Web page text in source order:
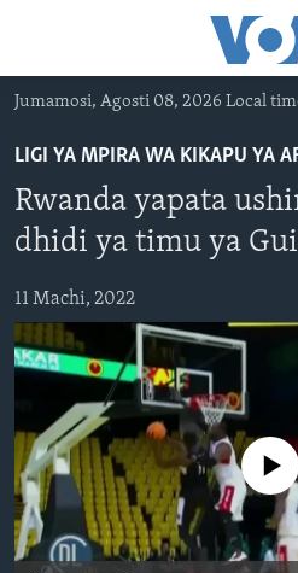
Nenda
kuu
Nenda
katika
urambazaji
katika
tafuta
TANZANIA
JAMHURI YA KIDEMOKRASIA YA
RWANDA
UGANDA
BURUNDI
AFRIKA
MAREKANI
DUNIA
DUNIANI LEO
MAISHA NA AFYA
ZULIA JEKUNDU
MATANGAZO YETU
ALFAJIRI 0300 UTC
VOA EXPRESS 1330 UTC
JIONI 1630 UTC
KWA UNDANI 1800 UTC
JARIDA LA WIKIENDI
MAHOJIANO MAALUM: HABARI
TUFUATE
Lugha
Jumamosi, Agosti 08, 2026 Local
LIGI YA MPIRA WA KIKAPU YA
Rwanda yapata
dhidi ya timu ya
11 Machi, 2022
No media source